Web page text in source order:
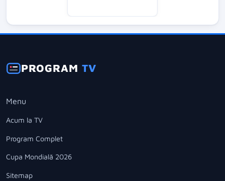
PROGRAMTV
Menu
Acum la TV
Program Complet
Cupa Mondială 2026
Sitemap